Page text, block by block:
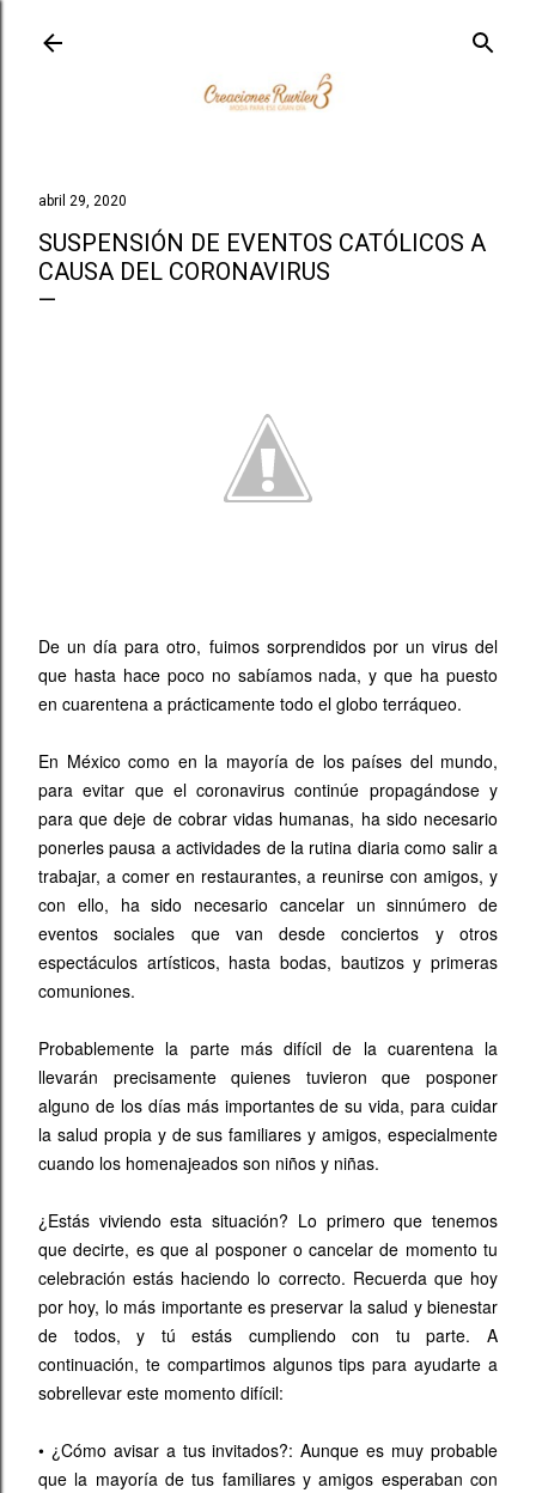
abril 29, 2020
SUSPENSIÓN DE EVENTOS CATÓLICOS A
CAUSA DEL CORONAVIRUS
De un día para otro, fuimos sorprendidos por un virus del
que hasta hace poco no sabíamos nada, y que ha puesto
en cuarentena a prácticamente todo el globo terráqueo.
En México como en la mayoría de los países del mundo,
para evitar que el coronavirus continúe propagándose y
para que deje de cobrar vidas humanas, ha sido necesario
ponerles pausa a actividades de la rutina diaria como salir a
trabajar, a comer en restaurantes, a reunirse con amigos, y
con ello, ha sido necesario cancelar un sinnúmero de
eventos sociales que van desde conciertos y otros
espectáculos artísticos, hasta bodas, bautizos y primeras
comuniones.
Probablemente la parte más difícil de la cuarentena la
llevarán precisamente quienes tuvieron que posponer
alguno de los días más importantes de su vida, para cuidar
la salud propia y de sus familiares y amigos, especialmente
cuando los homenajeados son niños y niñas.
¿Estás viviendo esta situación? Lo primero que tenemos
que decirte, es que al posponer o cancelar de momento tu
celebración estás haciendo lo correcto. Recuerda que hoy
por hoy, lo más importante es preservar la salud y bienestar
de todos, y tú estás cumpliendo con tu parte. A
continuación, te compartimos algunos tips para ayudarte a
sobrellevar este momento difícil:
• ¿Cómo avisar a tus invitados?: Aunque es muy probable
que la mayoría de tus familiares y amigos esperaban con